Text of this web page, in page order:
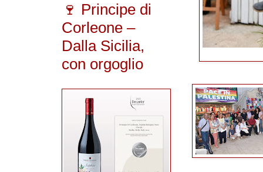
🍷 Principe di
Corleone –
Dalla Sicilia,
con orgoglio